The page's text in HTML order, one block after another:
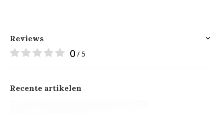
Reviews
0 / 5
Recente artikelen